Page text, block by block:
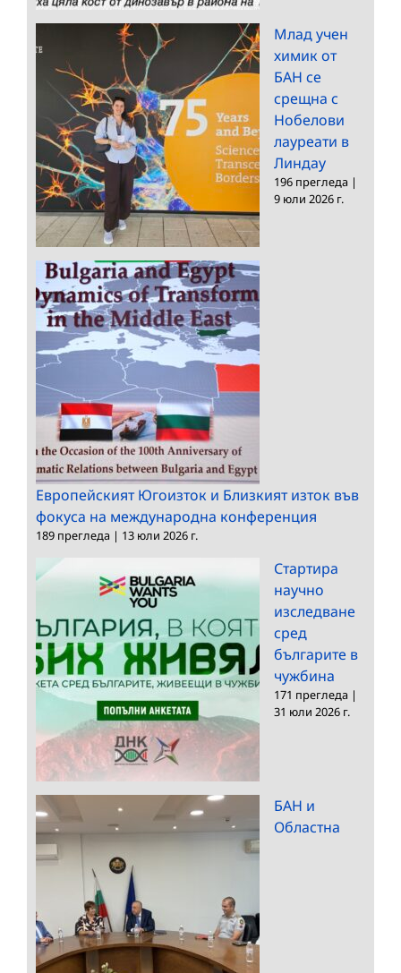
Млад учен
химик от
БАН се
срещна с
Нобелови
лауреати в
Линдау
196 прегледа |
9 юли 2026 г.
Европейският Югоизток и Близкият изток във
фокуса на международна конференция
189 прегледа | 13 юли 2026 г.
Стартира
научно
изследване
сред
българите в
чужбина
171 прегледа |
31 юли 2026 г.
БАН и
Областна